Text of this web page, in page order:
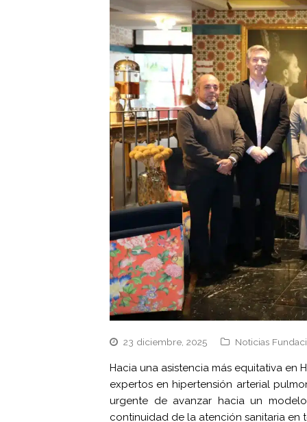
23 diciembre, 2025 Noticias
Hacia una asistencia más equitativa en
expertos en hipertensión arterial
urgente de avanzar hacia un
continuidad de la atención sanitaria en